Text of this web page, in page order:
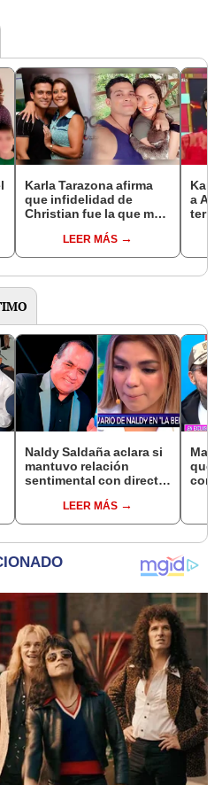
Karla Tarazona afirma
que infidelidad de
Christian fue la que más
recontra vieron"
LEER MÁS
a
Naldy Saldaña aclara si
mantuvo relación
sentimental con director
denunciarlo por
tocamientos: “Me
LEER MÁS
que
con